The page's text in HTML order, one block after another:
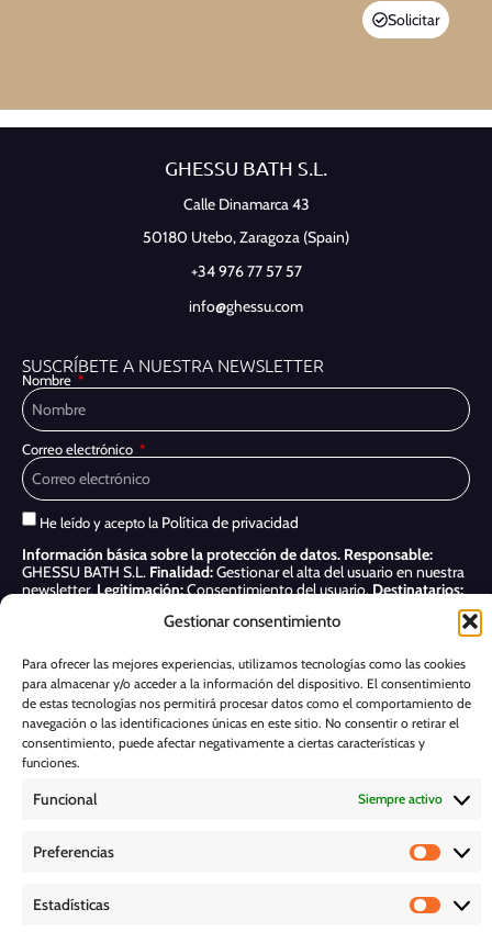
Gestionar consentimiento
Para ofrecer las mejores experiencias, utilizamos tecnologías como las cookies
para almacenar y/o acceder a la información del dispositivo. El consentimiento
de estas tecnologías nos permitirá procesar datos como el comportamiento de
navegación o las identificaciones únicas en este sitio. No consentir o retirar el
consentimiento, puede afectar negativamente a ciertas características y
funciones.
Funcional Siempre activo
Preferencias
Estadísticas
Solicitar
GHESSU BATH S.L.
Calle Dinamarca 43
50180 Utebo,Zaragoza (Spain)
+34 976 77 57 57
info@ghessu.com
SUSCRÍBETE A NUESTRA NEWSLETTER
Nombre
Correo electrónico
He leído y acepto la Política de privacidad
Información básica sobre la protección de datos. Responsable:
GHESSU BATH S.L. Finalidad:Gestionar el alta del usuario en nuestra
newsletter. Legitimación:Consentimiento del usuario. Destinatarios:
Acceder, rectificar y suprimir, así como otros derechos, como se indica
Suscribirme
POLÍTICA DE COOKIES